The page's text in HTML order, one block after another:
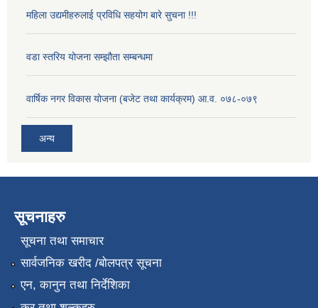
महिला उद्यमीहरुलाई प्रविधि सहयोग बारे सुचना !!!
वडा स्तरिय योजना सम्झौता सम्बन्धमा
वार्षिक नगर विकास योजना (बजेट तथा कार्यक्रम) आ.व. ०७८-०७९
अन्य
सूचनाहरु
सूचना तथा समाचार
सार्वजनिक खरीद /बोलपत्र सूचना
एन, कानुन तथा निर्देशिका